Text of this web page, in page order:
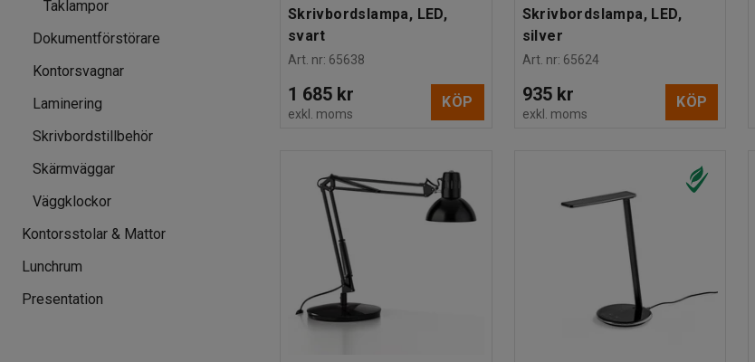
Skrivbordslampa, LED,
svart
Art. nr: 65638
1 685 kr
exkl. moms
KÖP
Skrivbordslampa, LED,
silver
Art. nr: 65624
935 kr
exkl. moms
KÖP
Taklampor
Dokumentförstörare
Kontorsvagnar
Laminering
Skrivbordstillbehör
Skärmväggar
Väggklockor
Kontorsstolar & Mattor
Lunchrum
Presentation